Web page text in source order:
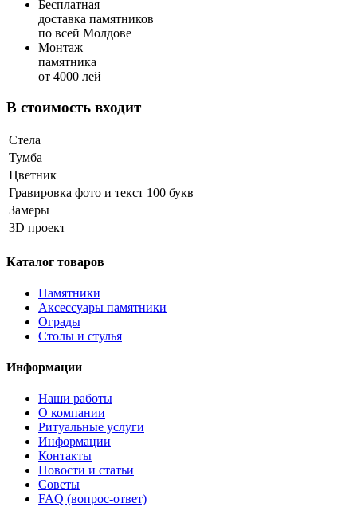
Бесплатная
доставка памятников
по всей Молдове
Монтаж
памятника
от 4000 лей
В стоимость входит
Стела
Тумба
Цветник
Гравировка фото и текст 100 букв
Замеры
3D проект
Каталог товаров
Памятники
Аксессуары памятники
Ограды
Столы и стулья
Информации
Наши работы
О компании
Ритуальные услуги
Информации
Контакты
Новости и статьи
Советы
FAQ (вопрос-ответ)